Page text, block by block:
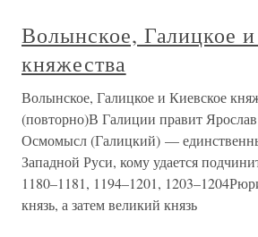
Волынское, Галицкое
княжества
Волынское, Галицкое и Киевское
(повторно)В Галиции правит
Осмомысл (Галицкий) —
Западной Руси, кому удается
1180–1181, 1194–1201,
князь, а затем великий князь